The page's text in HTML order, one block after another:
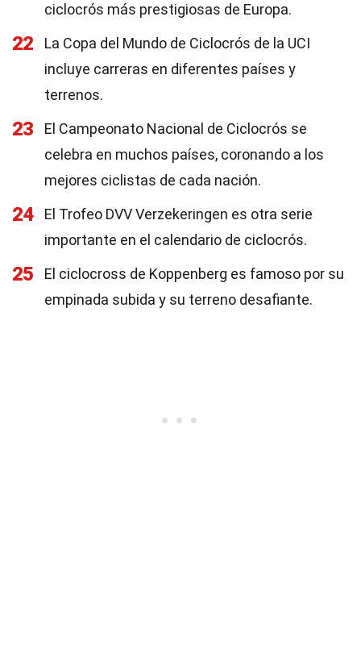
ciclocrós más prestigiosas de Europa.
22
La Copa del Mundo de Ciclocrós de la UCI
incluye carreras en diferentes países y
terrenos.
23
El Campeonato Nacional de Ciclocrós se
celebra en muchos países, coronando a los
mejores ciclistas de cada nación.
24
El Trofeo DVV Verzekeringen es otra serie
importante en el calendario de ciclocrós.
25
El ciclocross de Koppenberg es famoso por su
empinada subida y su terreno desafiante.